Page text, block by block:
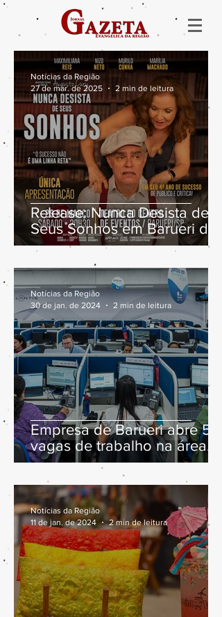
Release: Nunca Desista de
Seus Sonhos em Barueri dia
29/03
Notícias da Região
27 de mar. de 2025
2 min de leitura
Empresa de Barueri abre 57
vagas de trabalho na área
de atendimento
Notícias da Região
30 de jan. de 2024
2 min de leitura
Notícias da Região
11 de jan. de 2024
2 min de leitura